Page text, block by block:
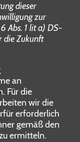
dieser
zur
Abs. 1 lit a) DS-
die Zukunft
an
Für die
wir die
erforderlich
gemäß den
ermitteln.